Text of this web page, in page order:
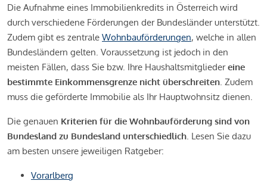
Die Aufnahme eines Immobilienkredits in Österreich wird
durch verschiedene Förderungen der Bundesländer unterstützt.
Zudem gibt es zentrale Wohnbauförderungen, welche in allen
Bundesländern gelten. Voraussetzung ist jedoch in den
meisten Fällen, dass Sie bzw. Ihre Haushaltsmitgliedereine
bestimmte Einkommensgrenze nicht überschreiten. Zudem
muss die geförderte Immobilie als Ihr Hauptwohnsitz dienen.
Die genauen Kriterien für die Wohnbauförderung sind von
Bundesland zu Bundesland unterschiedlich. Lesen Sie dazu
am besten unsere jeweiligen Ratgeber:
Vorarlberg